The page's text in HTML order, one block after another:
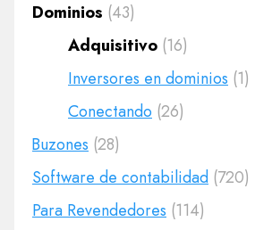
Dominios (43)
Adquisitivo (16)
Inversores en dominios (1)
Conectando (26)
Buzones (28)
Software de contabilidad (720)
Para Revendedores (114)